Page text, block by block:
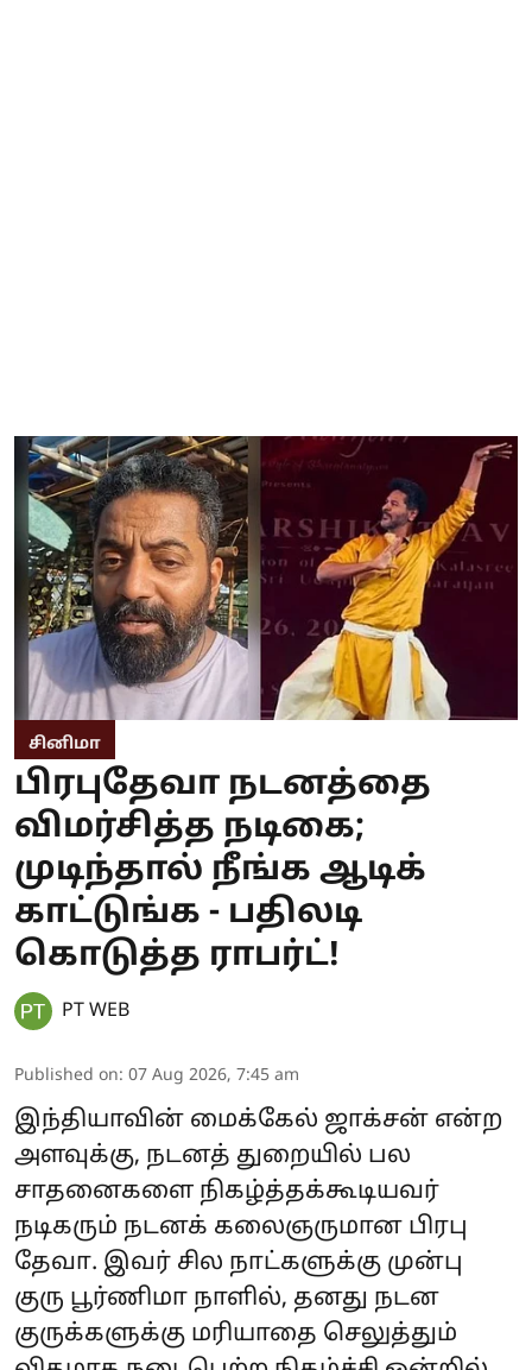
சினிமா
பிரபுதேவா நடனத்தை
விமர்சித்த நடிகை;
முடிந்தால் நீங்க ஆடிக்
காட்டுங்க - பதிலடி
கொடுத்த ராபர்ட்!
PT WEB
Published on: 07 Aug 2026, 7:45 am
இந்தியாவின் மைக்கேல் ஜாக்சன் என்ற
அளவுக்கு, நடனத் துறையில் பல
சாதனைகளை நிகழ்த்தக்கூடியவர்
நடிகரும் நடனக் கலைஞருமான பிரபு
தேவா. இவர் சில நாட்களுக்கு முன்பு
குரு பூர்ணிமா நாளில், தனது நடன
குருக்களுக்கு மரியாதை செலுத்தும்